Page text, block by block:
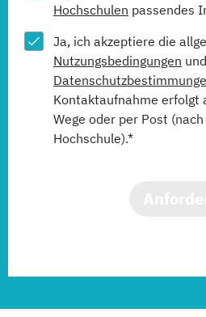
Hochschulen passendes
Ja, ich akzeptiere die
Nutzungsbedingungen
Kontaktaufnahme erfolgt
Wege oder per Post
Hochschule).*